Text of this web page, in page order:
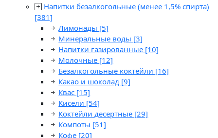
Напитки безалкогольные (менее 1,5% спирта)
[381]
Лимонады [5]
Минеральные воды [3]
Напитки газированные [10]
Молочные [12]
Безалкогольные коктейли [16]
Какао и шоколад [9]
Квас [15]
Кисели [54]
Коктейли десертные [29]
Компоты [51]
Кофе [20]